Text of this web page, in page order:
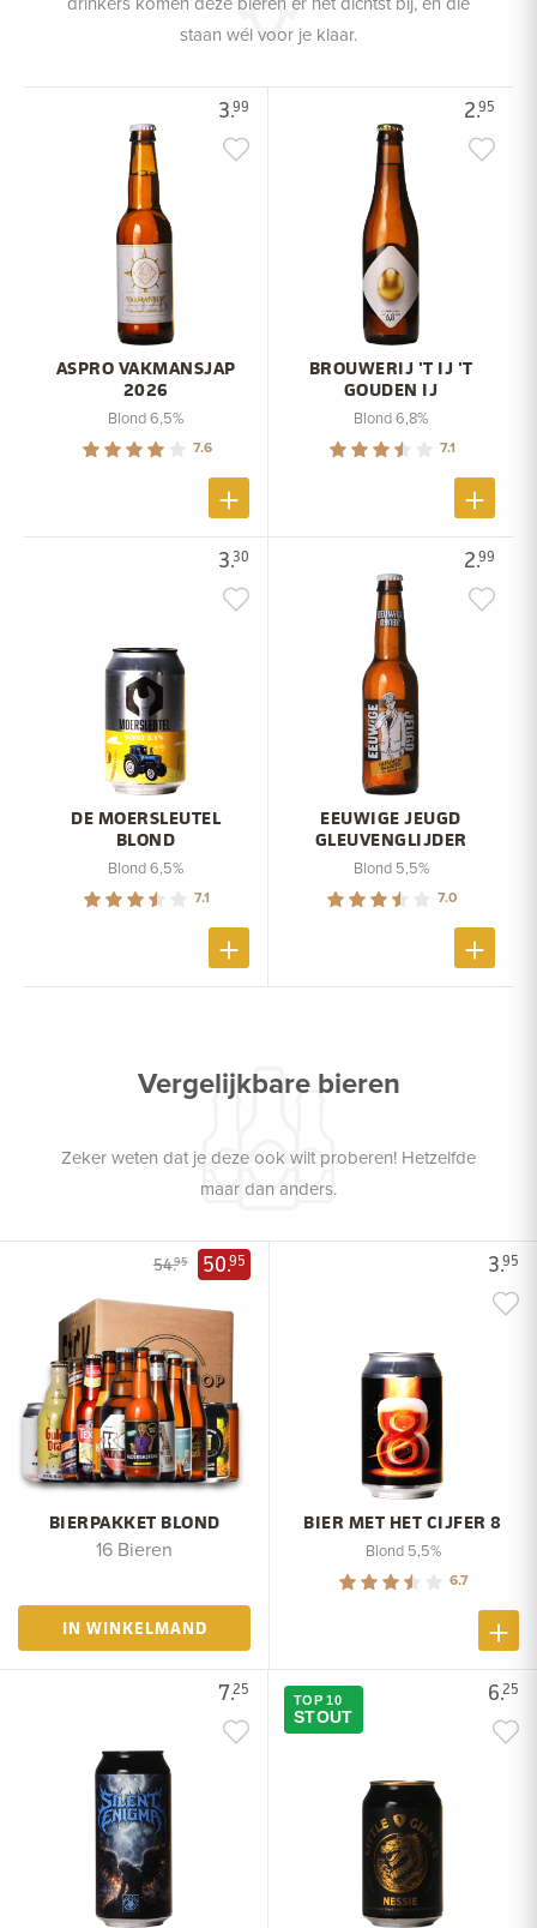
staan wél voor je klaar.
3.99
ASPRO VAKMANSJAP
2026
Blond 6,5%
7.6
2.95
BROUWERIJ 'T IJ 'T
GOUDEN IJ
Blond 6,8%
7.1
3.30
DE MOERSLEUTEL
BLOND
Blond 6,5%
7.1
2.99
EEUWIGE JEUGD
GLEUVENGLIJDER
Blond 5,5%
7.0
Vergelijkbare bieren
Zeker weten dat je deze ook wilt proberen! Hetzelfde
maar dan anders.
54.95 50.95
BIERPAKKET BLOND
16 Bieren
IN WINKELMAND
3.95
BIER MET HET CIJFER 8
Blond 5,5%
6.7
7.25 6.25
TOP 10
STOUT